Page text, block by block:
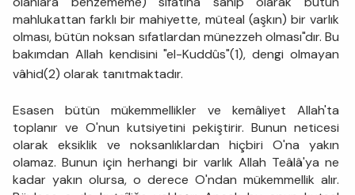
mahlukattan farklı bir mahiyette, müteal (aşkın) bir varlık
olması, bütün noksan sıfatlardan münezzeh olması"dır. Bu
bakımdan Allah kendisini "el-Kuddûs"(1), dengi olmayan
vâhid(2) olarak tanıtmaktadır.
Esasen bütün mükemmellikler ve kemâliyet Allah'ta
toplanır ve O'nun kutsiyetini pekiştirir. Bunun neticesi
olarak eksiklik ve noksanlıklardan hiçbiri O'na yakın
olamaz. Bunun için herhangi bir varlık Allah Teâlâ'ya ne
kadar yakın olursa, o derece O'ndan mükemmellik alır.